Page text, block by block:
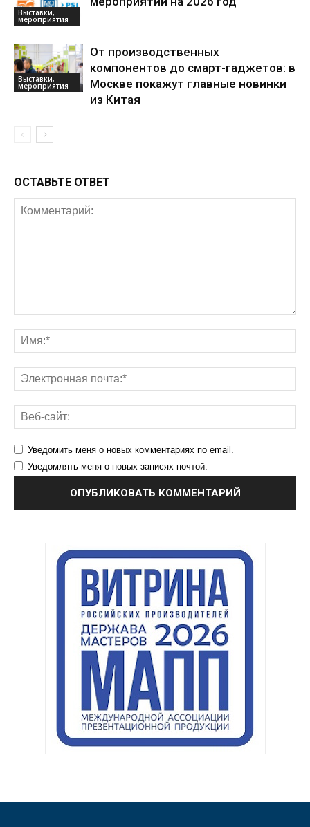
Выставки,
мероприятия
Выставки,
мероприятия
От производственных
компонентов до смарт-гаджетов: в
Москве покажут главные новинки
из Китая
ОСТАВЬТЕ ОТВЕТ
Уведомить меня о новых комментариях по email.
Уведомлять меня о новых записях почтой.